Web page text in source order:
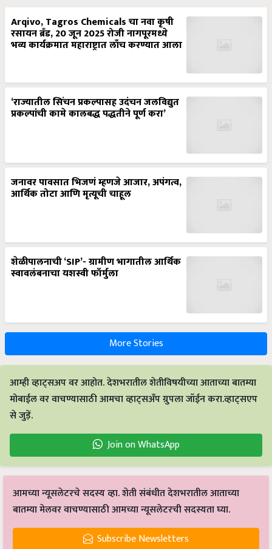
Arqivo, Tagros Chemicals चा नवा कृषी
रसायन ब्रँड, 20 जून 2025 रोजी नागपूरमध्ये
भव्य कार्यक्रमात महाराष्ट्रात लाँच करण्यात आला
‘राज्यातील सिंचन प्रकल्पासह उदंचन जलविद्युत
प्रकल्पांची कामे कालबद्ध पद्धतीने पूर्ण करा’
जनावर पावसात भिजणं म्हणजे आजार, अपंगत्व,
आर्थिक तोटा आणि मृत्यूची चाहूल
शेळीपालनाची ‘SIP’- ग्रामीण भागातील आर्थिक
स्वावलंबनाचा यशस्वी फॉर्मुला
More Stories
आम्ही व्हाट्सअप वर आहोत. देशभरातील शेतीविषयीच्या आताच्या बातम्या
मोबाईल वर वाचण्यासाठी आमचा व्हाट्सअँप ग्रुपला जॉईन करा.व्हाट्सएप
से जुड़ें.
Join on WhatsApp
आमच्या न्यूसलेटरचे सदस्य व्हा. शेती संबंधीत देशभरातील आताच्या
बातम्या मेलवर वाचण्यासाठी आमच्या न्यूसलेटरची सदस्यता घ्या.
Subscribe Newsletters